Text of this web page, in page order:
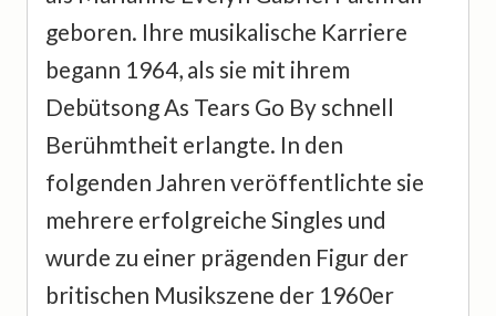
geboren. Ihre musikalische Karriere
begann 1964, als sie mit ihrem
Debütsong As Tears Go By schnell
Berühmtheit erlangte. In den
folgenden Jahren veröffentlichte sie
mehrere erfolgreiche Singles und
wurde zu einer prägenden Figur der
britischen Musikszene der 1960er